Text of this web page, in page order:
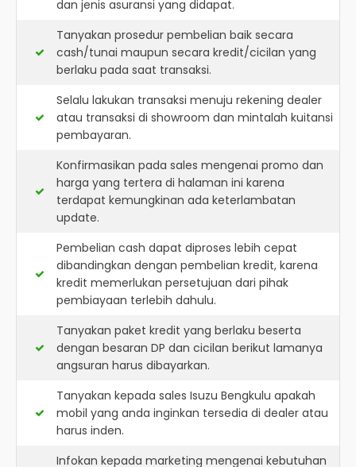
dan jenis asuransi yang didapat.
Tanyakan prosedur pembelian baik secara
cash/tunai maupun secara kredit/cicilan yang
berlaku pada saat transaksi.
Selalu lakukan transaksi menuju rekening dealer
atau transaksi di showroom dan mintalah kuitansi
pembayaran.
Konfirmasikan pada sales mengenai promo dan
harga yang tertera di halaman ini karena
terdapat kemungkinan ada keterlambatan
update.
Pembelian cash dapat diproses lebih cepat
dibandingkan dengan pembelian kredit, karena
kredit memerlukan persetujuan dari pihak
pembiayaan terlebih dahulu.
Tanyakan paket kredit yang berlaku beserta
dengan besaran DP dan cicilan berikut lamanya
angsuran harus dibayarkan.
Tanyakan kepada sales Isuzu Bengkulu apakah
mobil yang anda inginkan tersedia di dealer atau
harus inden.
Infokan kepada marketing mengenai kebutuhan